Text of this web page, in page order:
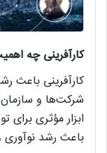
کارآفرینی چه
کارآفرینی باعث
شرکت‌ها و
ابزار مؤثری
باعث رشد